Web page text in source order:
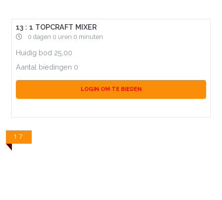
13 : 1 TOPCRAFT MIXER
0 dagen 0 uren 0 minuten
Huidig bod 25,00
Aantal biedingen 0
LOGIN OM TE BIEDEN
17